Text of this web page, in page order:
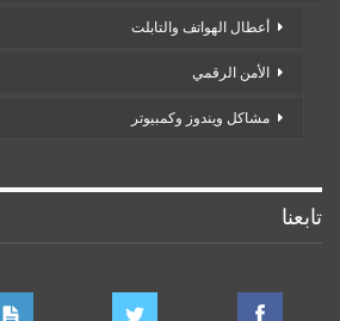
أعطال الهواتف والتابلت
الأمن الرقمي
مشاكل ويندوز وكمبيوتر
تابعنا